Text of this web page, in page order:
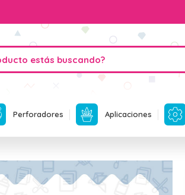
Perforadores Aplicaciones